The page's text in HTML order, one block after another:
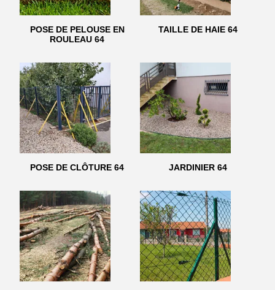
POSE DE PELOUSE EN
ROULEAU 64
TAILLE DE HAIE 64
POSE DE CLÔTURE 64 JARDINIER 64